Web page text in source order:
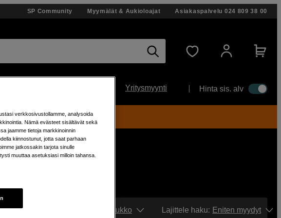
SP Community Myymälät & Aukioloajat Asiakaspalvelu 024 809 38 00
Yritysmyynti Hinta sis. alv
Ruudukko Lajittele haku: Eniten myydyt
– 7.8. asti!
verkkosivustollamme, analysoida
Nämä evästeet sisältävät sekä
jaamme tietoja markkinoinnin
kiinnostunut, jotta saat parhaan
jatkossakin tarjota sinulle
muuttaa asetuksiasi milloin tahansa.